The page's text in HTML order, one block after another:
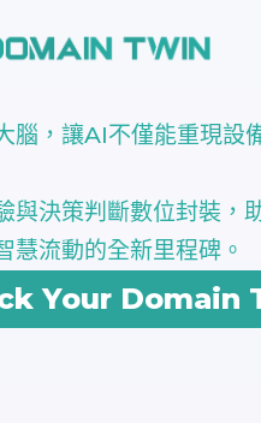
腦，讓AI不僅能重現設
與決策判斷數位封裝，
慧流動的全新里程碑。
Your Domain